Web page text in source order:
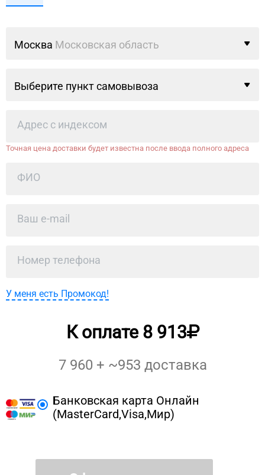
Москва Московская область
Выберите пункт самовывоза
Точная цена доставки будет известна после ввода полного адреса
У меня есть Промокод!
К оплате 8 913
7 960 + ~953 доставка
Банковская карта Онлайн
(MasterCard,Visa,Мир)